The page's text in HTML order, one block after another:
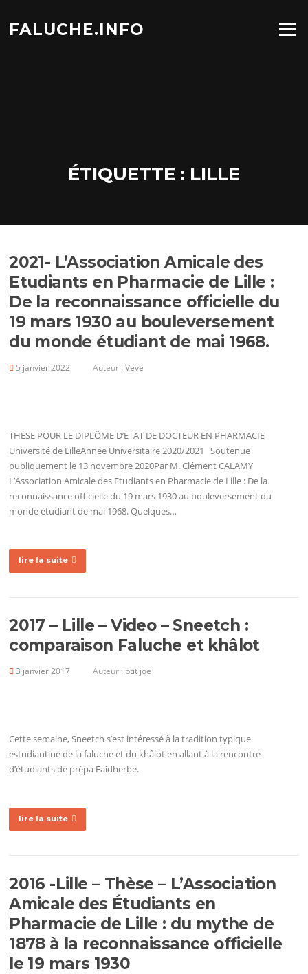
contenu
FALUCHE.INFO Menu
ÉTIQUETTE : LILLE
2021- L’Association Amicale des
Etudiants en Pharmacie de Lille :
De la reconnaissance officielle du
19 mars 1930 au bouleversement
du monde étudiant de mai 1968.
5 janvier 2022 Auteur :Veve
THÈSE POUR LE DIPLÔME D’ÉTAT DE DOCTEUR EN PHARMACIE
Université de LilleAnnée Universitaire 2020/2021 Soutenue
publiquement le 13 novembre 2020Par M. Clément CALAMY
L’Association Amicale des Etudiants en Pharmacie de Lille : De la
reconnaissance officielle du 19 mars 1930 au bouleversement du
monde étudiant de mai 1968. Quelques…
lire la suite
2017 – Lille – Video – Sneetch :
comparaison Faluche et khâlot
3 janvier 2017 Auteur : ptit joe
Cette semaine, Sneetch s’est intéressé à la tradition typique
estudiantine de la faluche et du khâlot en allant à la rencontre
d’étudiants de prépa Faidherbe.
lire la suite
2016 -Lille – Thèse – L’Association
Amicale des Étudiants en
Pharmacie de Lille : du mythe de
1878 à la reconnaissance officielle
le 19 mars 1930